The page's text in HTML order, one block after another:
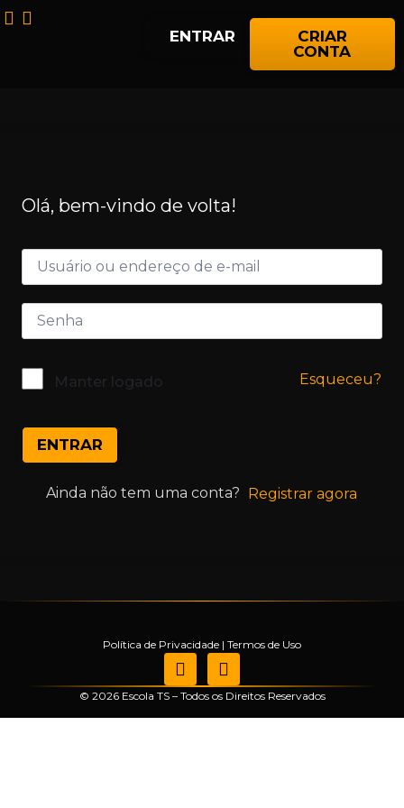
ENTRAR
CRIAR
CONTA
Olá, bem-vindo de volta!
Manter logado Esqueceu?
ENTRAR
Ainda não tem uma conta? Registrar agora
Política de Privacidade | Termos de Uso
© 2026 Escola TS – Todos os Direitos Reservados